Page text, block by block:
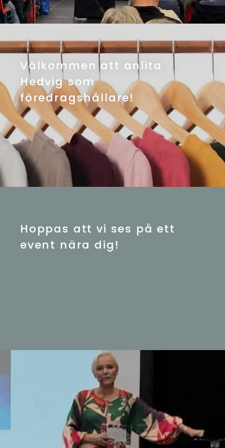
Välkommen att anlita
Hedvig som
föredragshållare!
Hoppas att vi ses på ett
event nära dig!